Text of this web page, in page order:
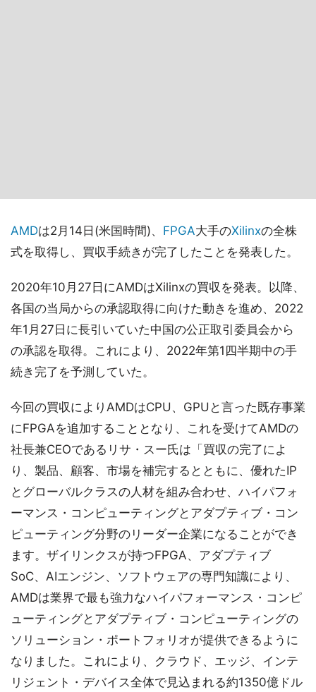
AMDは2月14日(米国時間)、 FPGA大手のXilinxの全株
式を取得し、買収手続きが完了したことを発表した。
2020年10月27日にAMDはXilinxの買収を発表。以降、
各国の当局からの承認取得に向けた動きを進め、2022
年1月27日に長引いていた中国の公正取引委員会から
の承認を取得。これにより、2022年第1四半期中の手
続き完了を予測していた。
今回の買収によりAMDはCPU、GPUと言った既存事業
にFPGAを追加することとなり、これを受けてAMDの
社長兼CEOであるリサ・スー氏は「買収の完了によ
り、製品、顧客、市場を補完するとともに、優れたIP
とグローバルクラスの人材を組み合わせ、ハイパフォ
ーマンス・コンピューティングとアダプティブ・コン
ピューティング分野のリーダー企業になることができ
ます。ザイリンクスが持つFPGA、アダプティブ
SoC、AIエンジン、ソフトウェアの専門知識により、
AMDは業界で最も強力なハイパフォーマンス・コンピ
ューティングとアダプティブ・コンピューティングの
ソリューション・ポートフォリオが提供できるように
なりました。これにより、クラウド、エッジ、インテ
リジェント・デバイス全体で見込まれる約1350億ドル